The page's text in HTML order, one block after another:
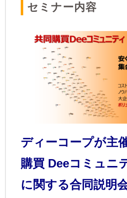
​セミナー内容
ディーコープが主
購買 Deeコミュニ
に関する合同説明